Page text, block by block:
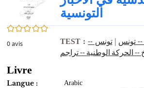
0/5
0avis
التونسية‏
TEST : -- تونس |تونس --
-- الحركة الوطنية -- تراجم
Livre
Langue : Arabic